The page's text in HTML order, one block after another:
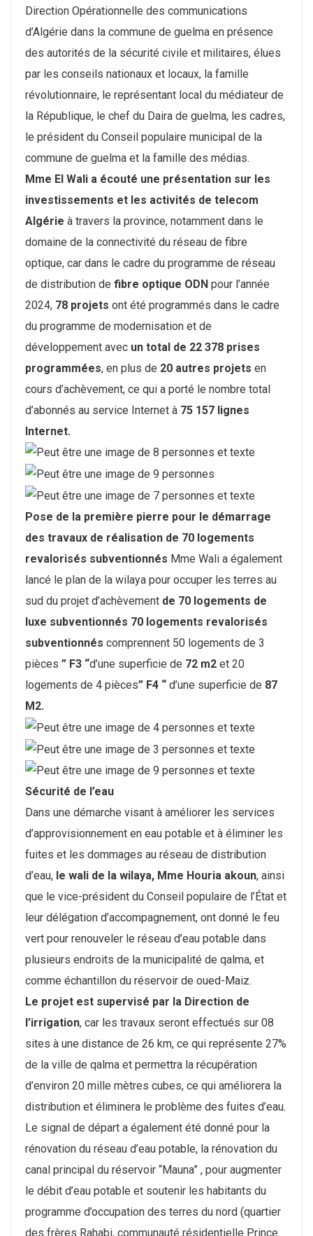
Direction Opérationnelle des communications
d’Algérie dans la commune de guelma en présence
des autorités de la sécurité civile et militaires, élues
par les conseils nationaux et locaux, la famille
révolutionnaire, le représentant local du médiateur de
la République, le chef du Daira de guelma, les cadres,
le président du Conseil populaire municipal de la
commune de guelma et la famille des médias.
Mme El Wali a écouté une présentation sur les
investissements et les activités de telecom
Algérie à travers la province, notamment dans le
domaine de la connectivité du réseau de fibre
optique, car dans le cadre du programme de réseau
de distribution de fibre optique ODN pour l’année
2024, 78 projets ont été programmés dans le cadre
du programme de modernisation et de
développement avec un total de 22 378 prises
programmées, en plus de 20 autres projets en
cours d’achèvement, ce qui a porté le nombre total
d’abonnés au service Internet à 75 157 lignes
Internet.
Pose de la première pierre pour le démarrage
des travaux de réalisation de 70 logements
revalorisés subventionnés Mme Wali a également
lancé le plan de la wilaya pour occuper les terres au
sud du projet d’achèvement de 70 logements de
luxe subventionnés 70 logements revalorisés
subventionnés comprennent 50 logements de 3
pièces ” F3 “d’une superficie de 72 m2 et 20
logements de 4 pièces” F4 “ d’une superficie de 87
M2.
Sécurité de l’eau
Dans une démarche visant à améliorer les services
d’approvisionnement en eau potable et à éliminer les
fuites et les dommages au réseau de distribution
d’eau, le wali de la wilaya, Mme Houria akoun, ainsi
que le vice-président du Conseil populaire de l’État et
leur délégation d’accompagnement, ont donné le feu
vert pour renouveler le réseau d’eau potable dans
plusieurs endroits de la municipalité de qalma, et
comme échantillon du réservoir de oued-Maiz.
Le projet est supervisé par la Direction de
l’irrigation, car les travaux seront effectués sur 08
sites à une distance de 26 km, ce qui représente 27%
de la ville de qalma et permettra la récupération
d’environ 20 mille mètres cubes, ce qui améliorera la
distribution et éliminera le problème des fuites d’eau.
Le signal de départ a également été donné pour la
rénovation du réseau d’eau potable, la rénovation du
canal principal du réservoir “Mauna” , pour augmenter
le débit d’eau potable et soutenir les habitants du
programme d’occupation des terres du nord (quartier
des frères Rahabi, communauté résidentielle Prince